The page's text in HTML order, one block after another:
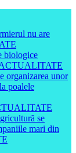
nu are
biologice
organizarea unor
poalele
se
mari din